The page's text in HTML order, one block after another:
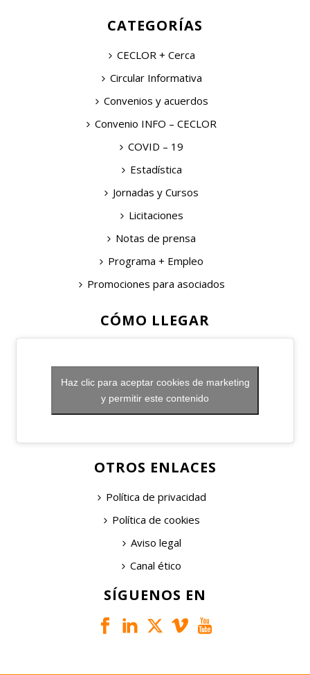
CATEGORÍAS
CECLOR + Cerca
Circular Informativa
Convenios y acuerdos
Convenio INFO – CECLOR
COVID – 19
Estadística
Jornadas y Cursos
Licitaciones
Notas de prensa
Programa + Empleo
Promociones para asociados
CÓMO LLEGAR
Haz clic para aceptar cookies de marketing
y permitir este contenido
OTROS ENLACES
Política de privacidad
Política de cookies
Aviso legal
Canal ético
SÍGUENOS EN